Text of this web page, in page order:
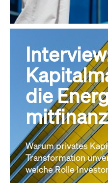
die
Warum privates
Transformation
welche Rolle